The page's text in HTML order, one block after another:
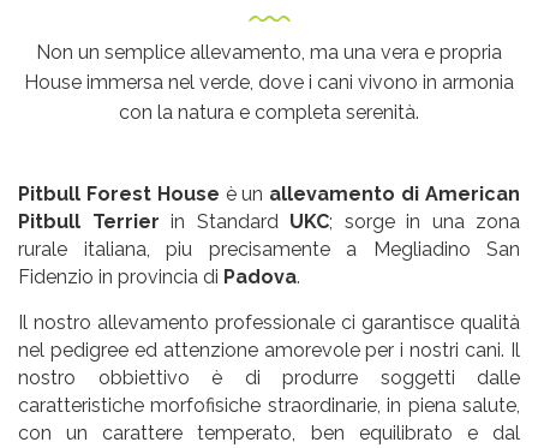
Non un semplice allevamento, ma una vera e propria
House immersa nel verde, dove i cani vivono in armonia
con la natura e completa serenità.
Pitbull Forest House è un allevamento di American
Pitbull Terrier in Standard UKC; sorge in una zona
rurale italiana, piu precisamente a Megliadino San
Fidenzio in provincia di Padova.
Il nostro allevamento professionale ci garantisce qualità
nel pedigree ed attenzione amorevole per i nostri cani. Il
nostro obbiettivo è di produrre soggetti dalle
caratteristiche morfofisiche straordinarie, in piena salute,
con un carattere temperato, ben equilibrato e dal